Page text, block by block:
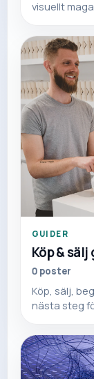
visuellt
GUIDER
Köp & sälj
0 poster
Köp, sälj,
nästa steg